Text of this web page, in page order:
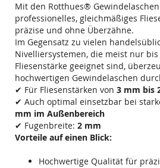
Mit den Rotthues®
professionelles, gleichmäßiges
präzise und ohne Überzähne.
Im Gegensatz zu vielen
Nivelliersystemen, die meist nur bis
Fliesenstärke geeignet sind,
hochwertigen Gewindelaschen
✔ Für Fliesenstärken von 3 mm bis
✔ Auch optimal einsetzbar bei
mm im Außenbereich
✔ Fugenbreite: 2 mm
Vorteile auf einen Blick:
Hochwertige Qualität für